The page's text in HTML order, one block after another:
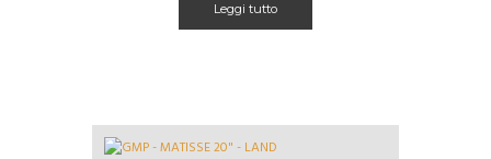
era:
€ 1049.99.€ 1000.00.
Leggi tutto